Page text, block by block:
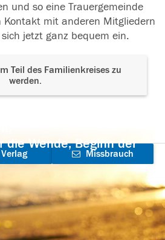
und so eine Trauergemeinde
Kontakt mit anderen Mitgliedern
jetzt ganz bequem ein.
Teil des Familienkreises zu
werden.
die Wende, Beginn der
Missbrauch